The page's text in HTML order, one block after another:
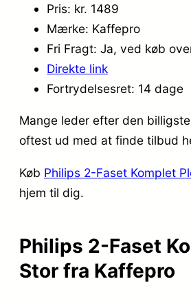
Pris: kr. 1489
Mærke: Kaffepro
Fri Fragt: Ja, ved køb
Direkte link
Fortrydelsesret: 14 dage
Mange leder efter den
oftest ud med at finde tilbud
Køb Philips 2-Faset Komplet
hjem til dig.
Philips 2-Faset
Stor fra Kaffepro